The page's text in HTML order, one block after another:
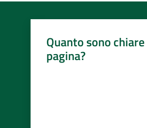
Quanto sono
pagina?